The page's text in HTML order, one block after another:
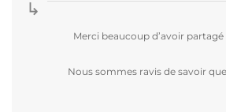
Merci beaucoup d’avoir
Nous sommes ravis de savoir